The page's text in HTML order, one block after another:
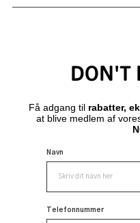
DON'T
Få adgang til rabatter,
at blive medlem af
Navn
Telefonnummer